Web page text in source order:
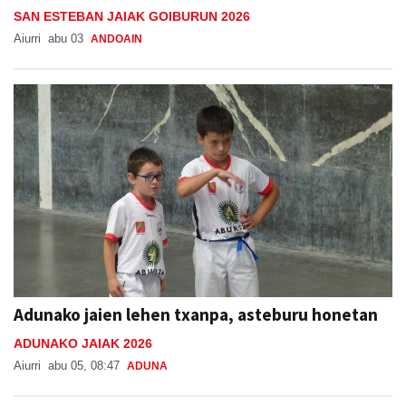
SAN ESTEBAN JAIAK GOIBURUN 2026
Aiurri abu 03 ANDOAIN
Adunako jaien lehen txanpa, asteburu honetan
ADUNAKO JAIAK 2026
Aiurri abu 05, 08:47 ADUNA